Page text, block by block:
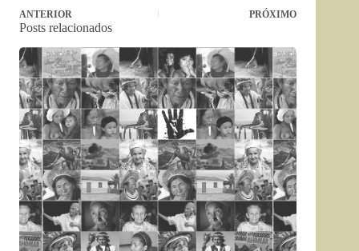
ANTERIOR PRÓXIMO
Posts relacionados